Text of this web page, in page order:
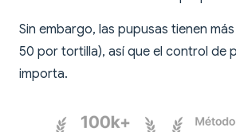
Sin embargo, las pupusas tienen
50 por tortilla), así que el control de
importa.